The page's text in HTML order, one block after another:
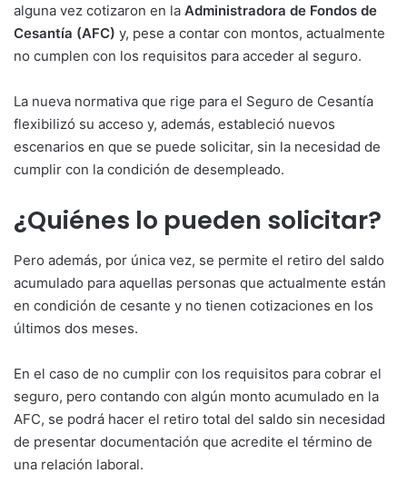
alguna vez cotizaron en la Administradora de Fondos de
Cesantía (AFC) y, pese a contar con montos, actualmente
no cumplen con los requisitos para acceder al seguro.
La nueva normativa que rige para el Seguro de Cesantía
flexibilizó su acceso y, además, estableció nuevos
escenarios en que se puede solicitar, sin la necesidad de
cumplir con la condición de desempleado.
¿Quiénes lo pueden solicitar?
Pero además, por única vez, se permite el retiro del saldo
acumulado para aquellas personas que actualmente están
en condición de cesante y no tienen cotizaciones en los
últimos dos meses.
En el caso de no cumplir con los requisitos para cobrar el
seguro, pero contando con algún monto acumulado en la
AFC, se podrá hacer el retiro total del saldo sin necesidad
de presentar documentación que acredite el término de
una relación laboral.